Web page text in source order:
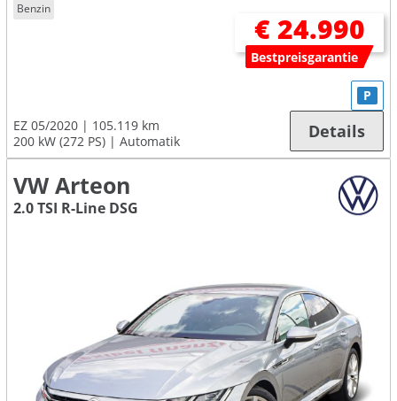
Benzin
€ 24.990
Bestpreisgarantie
EZ 05/2020
105.119 km
200 kW (272 PS)
Automatik
P
Details
VW Arteon
2.0 TSI R-Line DSG